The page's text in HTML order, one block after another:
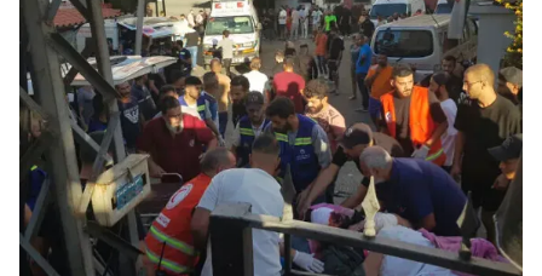
THỜI BÁO VTV
Theo dõi báo trên
Cơ quan chủ quản:Đài Truyền hình Việt Nam
Cơ quan báo chí:Thời báo VTV
Giấy phép hoạt động báo in và báo điện tử số 483/GP-BTTTT